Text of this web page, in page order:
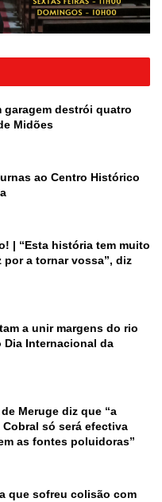
garagem destrói quatro
Midões
ao Centro Histórico
| “Esta história tem muito
por a tornar vossa”, diz
a unir margens do rio
Dia Internacional da
Meruge diz que “a
só será efectiva
as fontes poluidoras”
que sofreu colisão com